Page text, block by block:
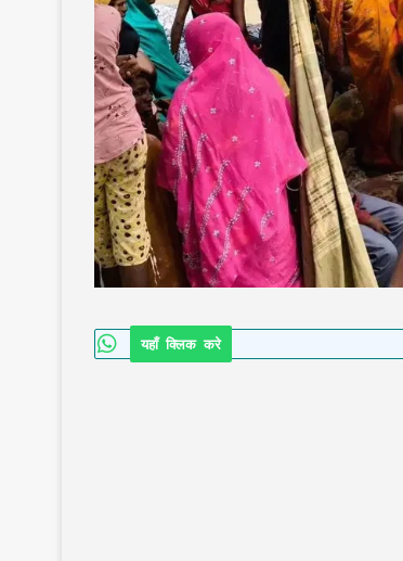
यहाँ क्लिक करे